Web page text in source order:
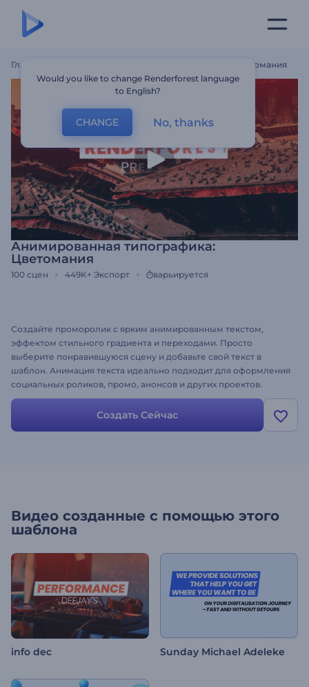
Главная Анимированная Типографика: Цветомания
Анимированная типографика:
Цветомания
100 сцен 449K+ Экспорт варьируется
Создайте проморолик с ярким анимированным текстом,
эффектом стильного градиента и переходами. Просто
выберите понравившуюся сцену и добавьте свой текст в
шаблон. Анимация текста идеально подходит для оформления
социальных роликов, промо, анонсов и других проектов.
Анимированная типографика "Цветомания" - это о смелости и
яркости, оформите потрясающее видео самостоятельно!
Создать Сейчас
Видео созданные с помощью этого
шаблона
info dec Sunday Michael Adeleke
Would you like to change Renderforest language
to English?
CHANGE No, thanks